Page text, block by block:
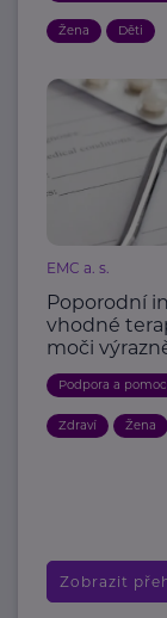
Žena Děti
EMC a. s.
Poporodní
vhodné
moči
Podpora a pomoc
Zdraví Žena
Zobrazit